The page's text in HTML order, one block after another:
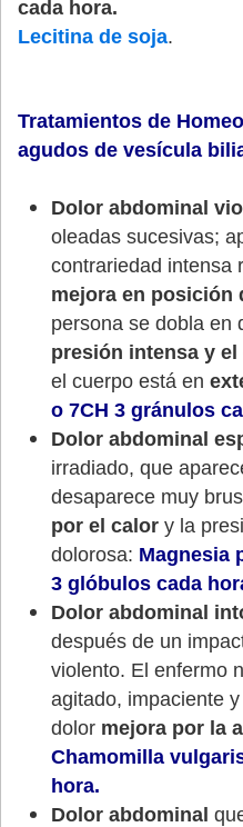
cada hora.
Lecitina de soja.
Tratamientos de
agudos de vesícula
Dolor abdominal
oleadas sucesivas;
contrariedad intensa
mejora en posición
persona se dobla en
presión intensa y el
el cuerpo está en
o 7CH 3 gránulos
Dolor abdominal
irradiado, que
desaparece muy
por el calor y la
dolorosa: Magnesia
3 glóbulos cada
Dolor abdominal
después de un
violento. El enfermo
agitado, impaciente
dolor mejora por la
Chamomilla
hora.
Dolor abdominal